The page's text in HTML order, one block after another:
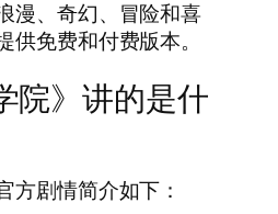
漫、奇幻、冒险和喜
供免费和付费版本。
院》讲的是什
方剧情简介如下：